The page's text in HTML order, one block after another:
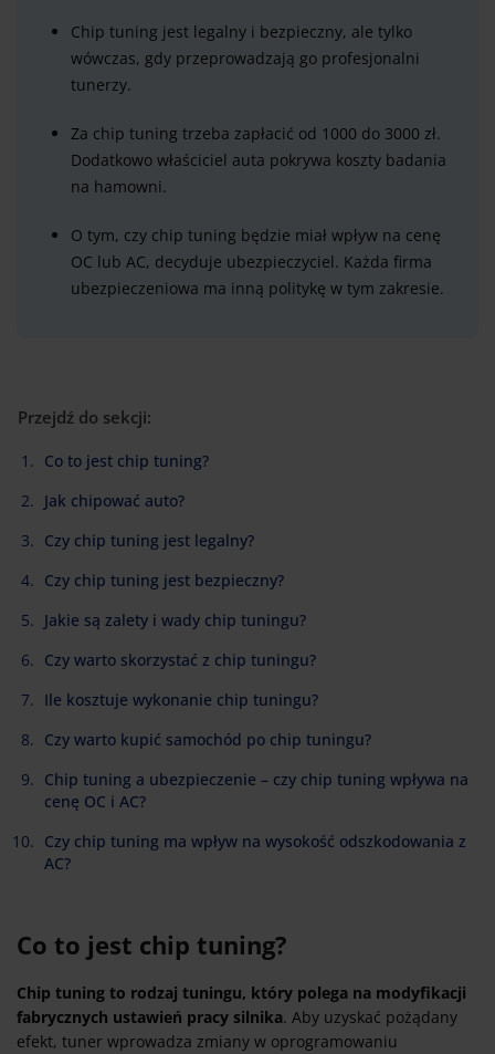
Chip tuning jest legalny i bezpieczny, ale tylko
wówczas, gdy przeprowadzają go profesjonalni
tunerzy.
Za chip tuning trzeba zapłacić od 1000 do 3000 zł.
Dodatkowo właściciel auta pokrywa koszty badania
na hamowni.
O tym, czy chip tuning będzie miał wpływ na cenę
OC lub AC, decyduje ubezpieczyciel. Każda firma
ubezpieczeniowa ma inną politykę w tym zakresie.
Przejdź do sekcji:
Co to jest chip tuning?
Jak chipować auto?
Czy chip tuning jest legalny?
Czy chip tuning jest bezpieczny?
Jakie są zalety i wady chip tuningu?
Czy warto skorzystać z chip tuningu?
Ile kosztuje wykonanie chip tuningu?
Czy warto kupić samochód po chip tuningu?
Chip tuning a ubezpieczenie – czy chip tuning wpływa na
cenę OC i AC?
Czy chip tuning ma wpływ na wysokość odszkodowania z
AC?
Co to jest chip tuning?
Chip tuning to rodzaj tuningu, który polega na modyfikacji
fabrycznych ustawień pracy silnika. Aby uzyskać pożądany
efekt, tuner wprowadza zmiany w oprogramowaniu